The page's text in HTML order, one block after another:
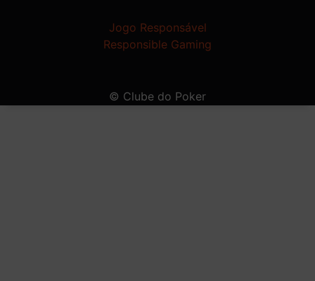
Jogo Responsável
Responsible Gaming
© Clube do Poker